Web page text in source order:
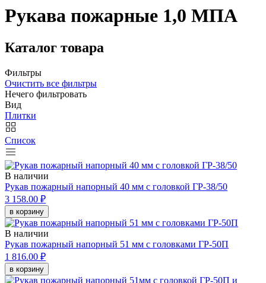
Рукава пожарные 1,0 МПА
Каталог товара
Фильтры
Очистить все фильтры
Нечего фильтровать
Вид
Плитки
Список
В наличии
Рукав пожарный напорный 40 мм с головкой ГР-38/50
3 158.00 ₽
в корзину
В наличии
Рукав пожарный напорный 51 мм с головками ГР-50П
1 816.00 ₽
в корзину